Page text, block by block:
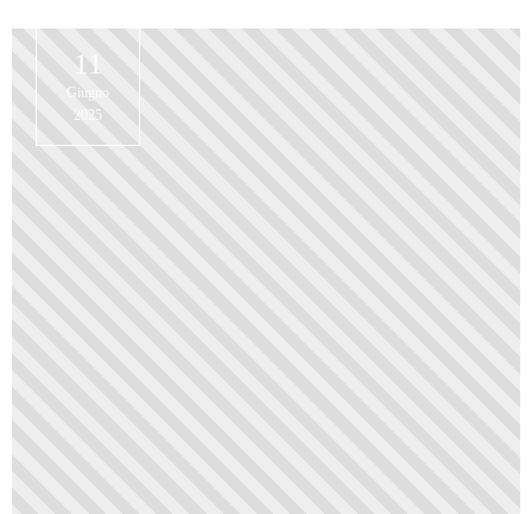
11
Giugno
2025